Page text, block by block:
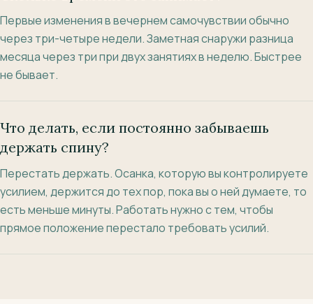
Первые изменения в вечернем самочувствии обычно
через три-четыре недели. Заметная снаружи разница
месяца через три при двух занятиях в неделю. Быстрее
не бывает.
Что делать, если постоянно забываешь
держать спину?
Перестать держать. Осанка, которую вы контролируете
усилием, держится до тех пор, пока вы о ней думаете, то
есть меньше минуты. Работать нужно с тем, чтобы
прямое положение перестало требовать усилий.